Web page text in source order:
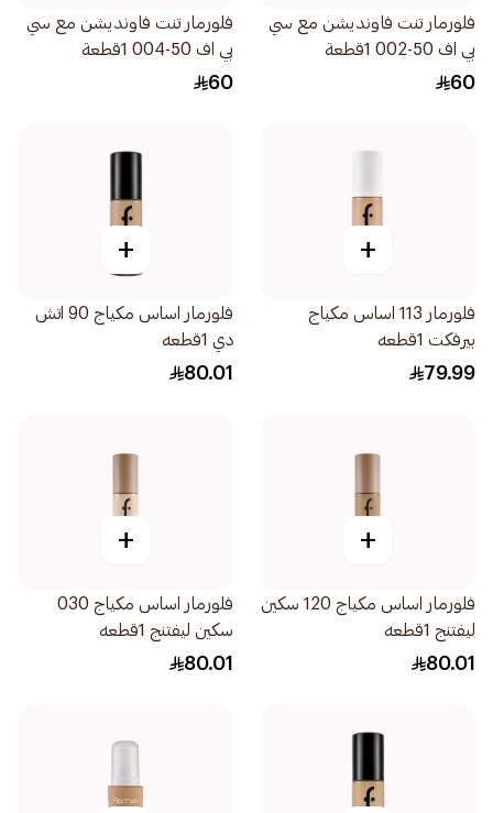
فلورمار تنت فاونديشن مع سي
بي اف 50-002 1قطعة
60
فلورمار تنت فاونديشن مع سي
بي اف 50-004 1قطعة
60
+
فلورمار 113 اساس مكياج
بيرفكت 1قطعه
79.99
+
فلورمار اساس مكياج 90 اتش
دي 1قطعه
80.01
+
فلورمار اساس مكياج 120 سكين
ليفتنج 1قطعه
80.01
+
فلورمار اساس مكياج 030
سكين ليفتنج 1قطعه
80.01